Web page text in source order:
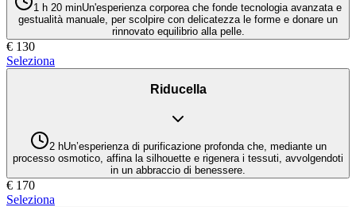
1 h 20 minUn'esperienza corporea che fonde tecnologia avanzata e
gestualità manuale, per scolpire con delicatezza le forme e donare un
rinnovato equilibrio alla pelle.
€ 130
Seleziona
Riducella
2 hUn’esperienza di purificazione profonda che, mediante un
processo osmotico, affina la silhouette e rigenera i tessuti, avvolgendoti
in un abbraccio di benessere.
€ 170
Seleziona